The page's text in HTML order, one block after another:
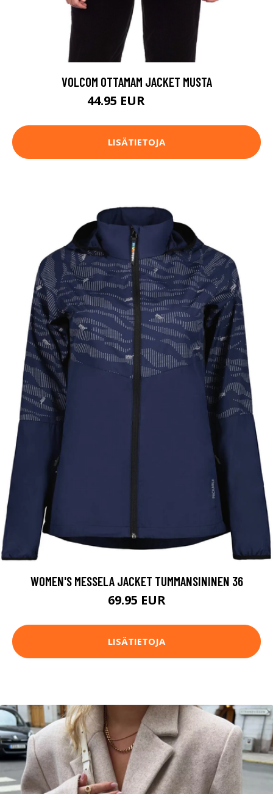
VOLCOM OTTAMAM JACKET MUSTA
44.95 EUR
LISÄTIETOJA
WOMEN'S MESSELA JACKET TUMMANSININEN 36
69.95 EUR
LISÄTIETOJA